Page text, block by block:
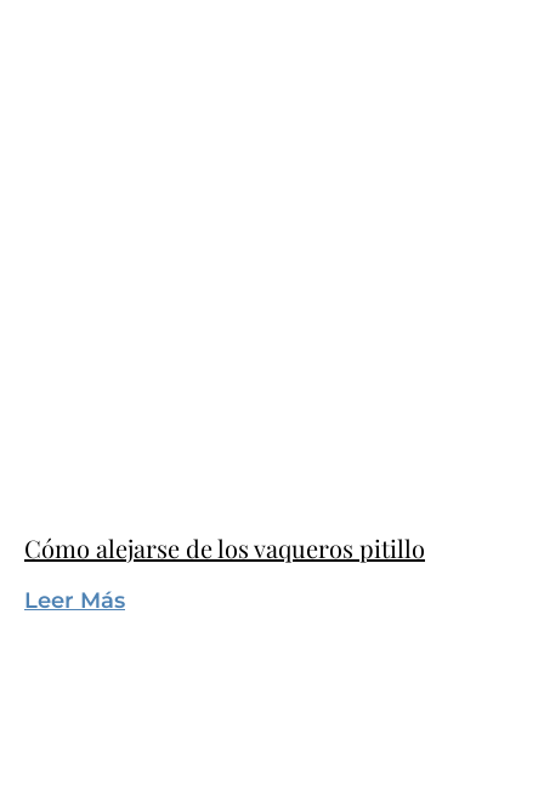
Cómo alejarse de los vaqueros pitillo
Leer Más